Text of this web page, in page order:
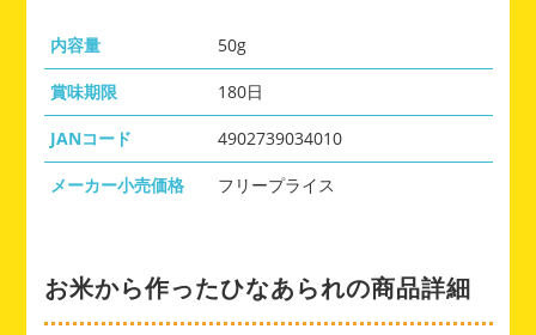
内容量 50g
賞味期限 180日
JANコード 4902739034010
メーカー小売価格 フリープライス
お米から作ったひなあられの商品詳細